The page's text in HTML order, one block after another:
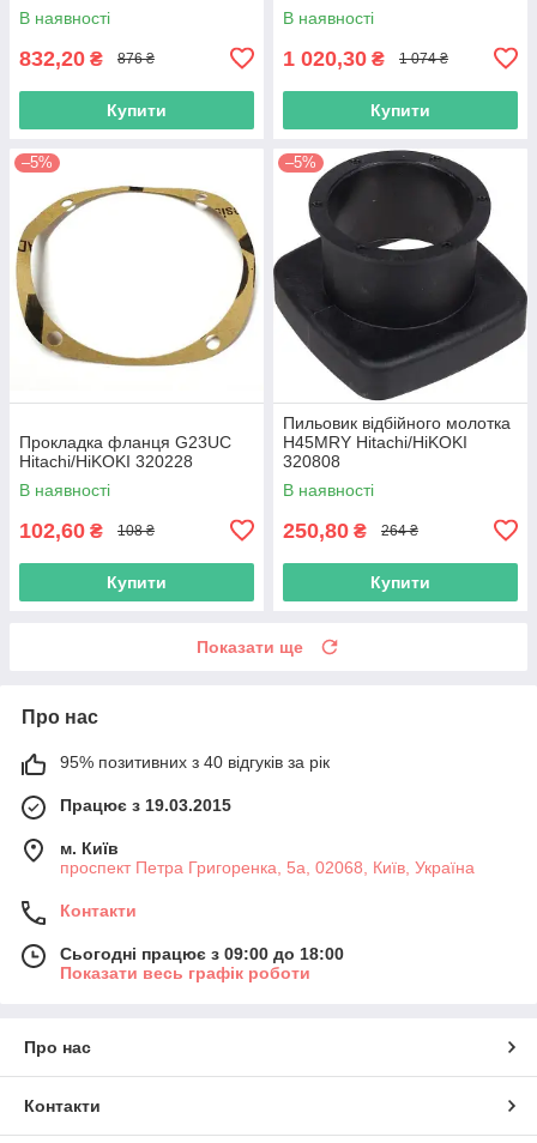
В наявності
832,20 ₴ 876 ₴
Купити
В наявності
1 020,30 ₴ 1 074 ₴
Купити
–5%
Прокладка фланця G23UC
Hitachi/HiKOKI 320228
В наявності
102,60 ₴ 108 ₴
Купити
–5%
Пильовик відбійного молотка
H45MRY Hitachi/HiKOKI
320808
В наявності
250,80 ₴ 264 ₴
Купити
Показати ще
Про нас
95% позитивних з 40 відгуків за рік
Працює з 19.03.2015
м. Київ
проспект Петра Григоренка, 5а, 02068, Київ, Україна
Контакти
Сьогодні працює з 09:00 до 18:00
Показати весь графік роботи
Про нас
Контакти